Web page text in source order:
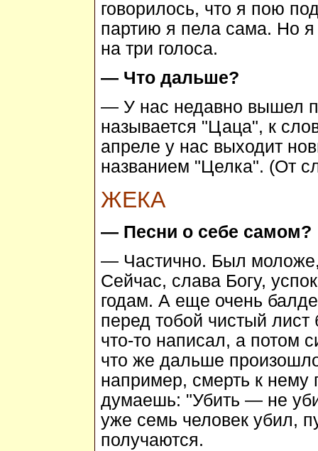
говорилось, что я пою
партию я пела сама. Но
на три голоса.
— Что дальше?
— У нас недавно вышел
называется "Цаца", к
апреле у нас выходит
названием "Целка". (От
ЖЕКА
— Песни о себе самом?
— Частично. Был моложе,
Сейчас, слава Богу,
годам. А еще очень
перед тобой чистый
что-то написал, а потом
что же дальше
например, смерть к
думаешь: "Убить — не
уже семь человек убил,
получаются.